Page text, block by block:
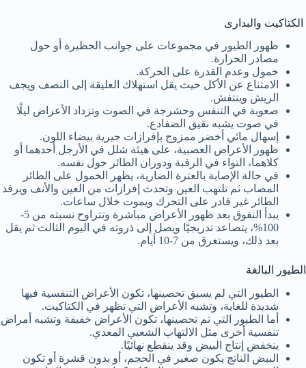
الكتاكيت والبدارى
ظهور الطيور في مجموعات على جوانب الحظيرة أو حول
مصادر الحرارة.
خمول وعدم القدرة على الحركة.
الامتناع عن الأكل حيث يقل استهلاك العليقة إلى النصف ويجف
الريش وينتفش.
صعوبة في التنفس وحشرجة في الصوت وتزداد الأعراض ليلًا
في صوت يشبه نقيق الضفادع.
إسهال مائي أخضر ممزوج بإفرازات جيرية بيضاء اللون.
ظهور الأعراض العصبية، على هيئة شلل في الأرجل أحدهما أو
كلاهما، التواء في الرقبة ودوران الطائر حول نفسه.
في حالة الإصابة بالعترة الضارية، يظهر الخمول على الطائر
المصاب ثم تلتهب العين وتحدث إفرازات من العين والأنف ويرقد
الطائر غير قادر على التحرك ويموت خلال ساعات.
يبدأ النفوق بعد ظهور الأعراض مباشرة وتتراوح نسبته من 5-
100%، يتصاعد تدريجيًا ويصل إلى ذروته في اليوم الثالث ثم يقل
بعد ذلك، ويستغرق من 7-10 أيام.
الطيور البالغة
الطيور التي لم يسبق تحصينها، تكون الأعراض التنفسية فيها
شديدة للغاية، وتشبه الأعراض التي تظهر في الكتاكيت.
أما الطيور التي تم تحصينها، تكون الأعراض خفيفة وتشبه أمراض
تنفسية أخرى مثل الالتهاب الشعبي المعدي.
ينخفض إنتاج البيض وقد ينقطع نهائيًا.
البيض الناتج يكون صغير في الحجم، أو بدون قشرة أو تكون